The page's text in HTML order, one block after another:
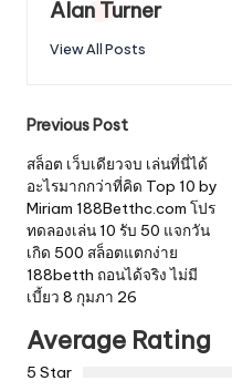
Alan Turner
View All Posts
Post
navigation
Previous Post
สล็อต เว็บเดียวจบ เล่นที่นี่ได้
อะไรมากกว่าที่คิด Top 10 by
Miriam 188Betthc.com โปร
ทดลองเล่น 10 รับ 50 แจกวัน
เกิด 500 สล็อตแตกง่าย
188betth ถอนได้จริง ไม่มี
เบี้ยว 8 กุมภา 26
Average Rating
5 Star